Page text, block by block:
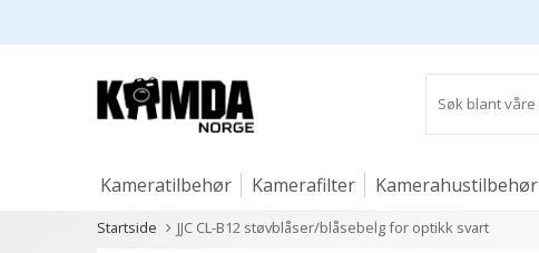
Kameratilbehør Kamerafilter Kamerahustilbehør
Studio og lys
Startside JJC CL-B12 støvblåser/blåsebelg for optikk svart